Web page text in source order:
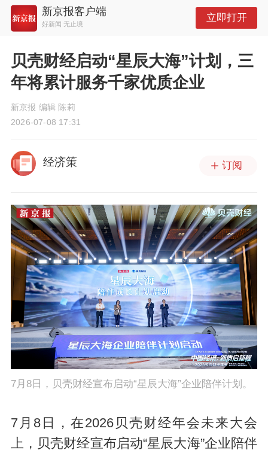
新京报客户端
好新闻 无止境
立即打开
贝壳财经启动“星辰大海”计划，三
年将累计服务千家优质企业
新京报 编辑 陈莉
2026-07-08 17:31
经济策 订阅
7月8日，贝壳财经宣布启动“星辰大海”企业陪伴计划。
7月8日，在2026贝壳财经年会未来大会
上，贝壳财经宣布启动“星辰大海”企业陪伴